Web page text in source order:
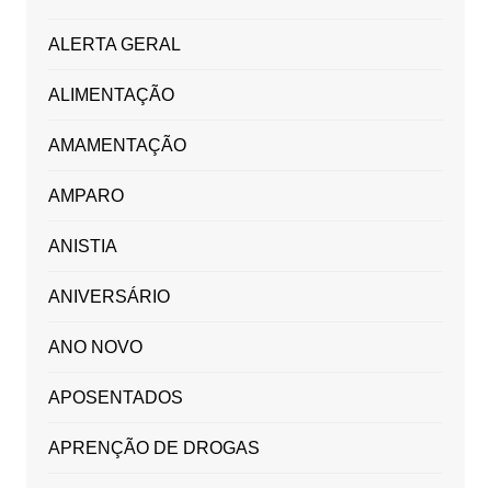
ALERTA GERAL
ALIMENTAÇÃO
AMAMENTAÇÃO
AMPARO
ANISTIA
ANIVERSÁRIO
ANO NOVO
APOSENTADOS
APRENÇÃO DE DROGAS